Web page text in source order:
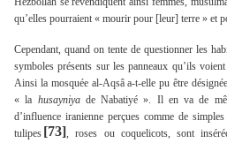
qu’elles pourraient « mourir pour [leur] terre » et
Cependant, quand on tente de questionner les
symboles présents sur les panneaux qu’ils
Ainsi la mosquée al-Aqsâ a-t-elle pu être
« la husayniyade Nabatiyé ». Il en va de
d’influence iranienne perçues comme de simples
tulipes [73], roses ou coquelicots, sont